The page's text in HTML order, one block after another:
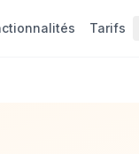
Tarifs